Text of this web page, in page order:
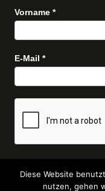
Vorname *
E-Mail *
Diese Website
nutzen, gehen